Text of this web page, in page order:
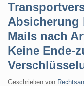
Absicherung
Mails nach
Keine Ende-
Geschrieben von